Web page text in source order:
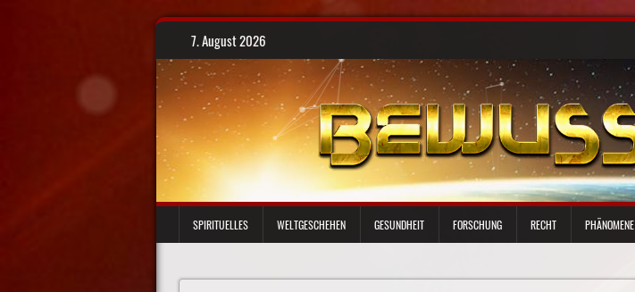
Skip
content
7. August 2026
SPIRITUELLES WELTGESCHEHEN GESUNDHEIT FORSCHUNG RECHT PHÄNOMENE